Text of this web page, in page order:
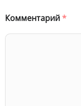
Комментарий*